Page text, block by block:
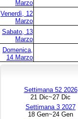
Marzo
Venerdì, 12
Marzo
Sabato, 13
Marzo
Domenica,
14 Marzo
Settimana 52 2026
21 Dic~27 Dic
Settimana 3 2027
18 Gen~24 Gen